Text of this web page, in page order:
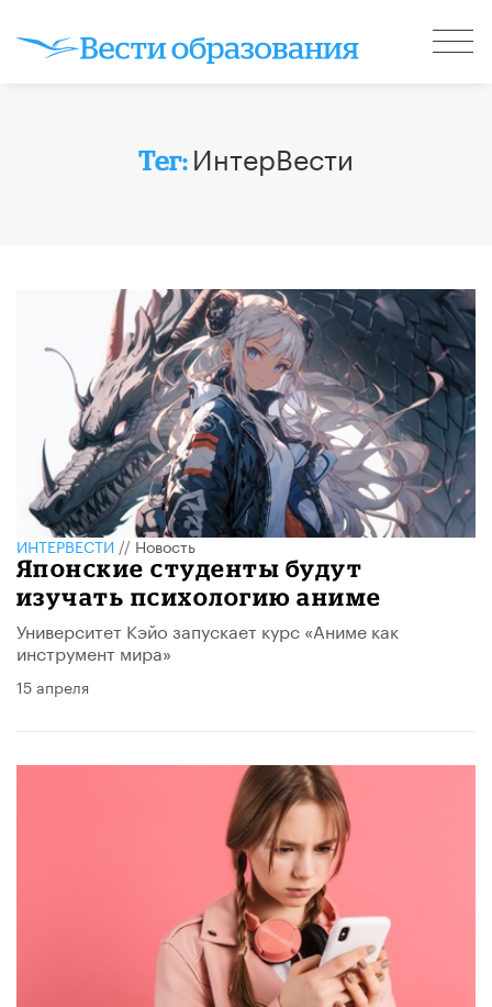
Тег: ИнтерВести
ИНТЕРВЕСТИ // Новость
Японские студенты будут
изучать психологию аниме
Университет Кэйо запускает курс «Аниме как
инструмент мира»
15 апреля